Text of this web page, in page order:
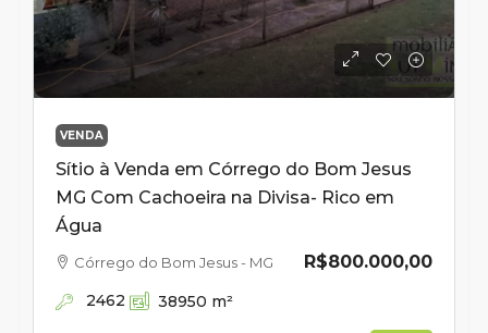
VENDA
Sítio à Venda em Córrego do Bom Jesus
MG Com Cachoeira na Divisa- Rico em
Água
R$800.000,00
Córrego do Bom Jesus - MG
2462 38950 m²